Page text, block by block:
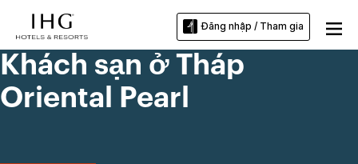
Đăng nhập / Tham gia
Khách sạn ở Tháp
Oriental Pearl